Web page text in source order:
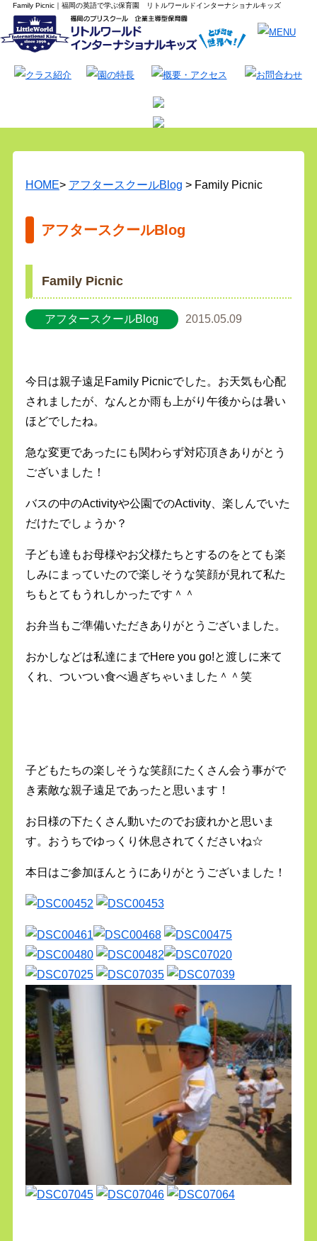
Family Picnic｜福岡の英語で学ぶ保育園 リトルワールドインターナショナルキッズ
HOME> アフタースクールBlog > Family Picnic
アフタースクールBlog
Family Picnic
アフタースクールBlog 2015.05.09
今日は親子遠足Family Picnicでした。お天気も心配
されましたが、なんとか雨も上がり午後からは暑い
ほどでしたね。
急な変更であったにも関わらず対応頂きありがとう
ございました！
バスの中のActivityや公園でのActivity、楽しんでいた
だけたでしょうか？
子ども達もお母様やお父様たちとするのをとても楽
しみにまっていたので楽しそうな笑顔が見れて私た
ちもとてもうれしかったです＾＾
お弁当もご準備いただきありがとうございました。
おかしなどは私達にまでHere you go!と渡しに来て
くれ、ついつい食べ過ぎちゃいました＾＾笑
子どもたちの楽しそうな笑顔にたくさん会う事がで
き素敵な親子遠足であったと思います！
お日様の下たくさん動いたのでお疲れかと思いま
す。おうちでゆっくり休息されてくださいね☆
本日はご参加ほんとうにありがとうございました！